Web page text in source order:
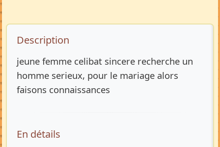
Description de l’annonce
Description
jeune femme celibat sincere recherche un
homme serieux, pour le mariage alors
faisons connaissances
En détails